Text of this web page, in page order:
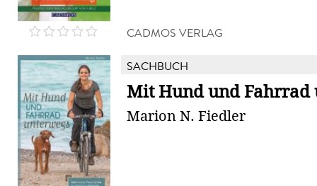
CADMOS VERLAG
SACHBUCH
Mit Hund und Fahrrad
Marion N. Fiedler